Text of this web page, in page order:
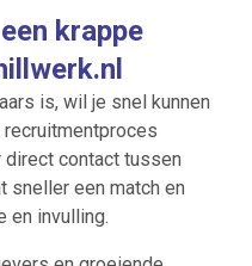
krappe
is, wil je snel kunnen
recruitmentproces
direct contact tussen
sneller een match en
en invulling.